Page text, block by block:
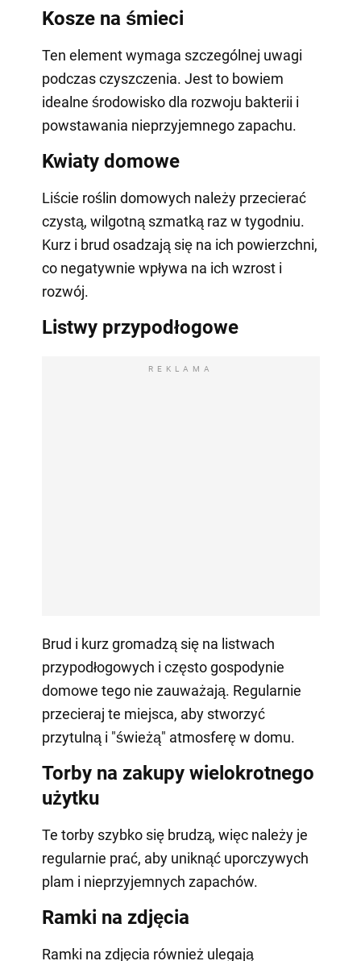
Kosze na śmieci
Ten element wymaga szczególnej uwagi
podczas czyszczenia. Jest to bowiem
idealne środowisko dla rozwoju bakterii i
powstawania nieprzyjemnego zapachu.
Kwiaty domowe
Liście roślin domowych należy przecierać
czystą, wilgotną szmatką raz w tygodniu.
Kurz i brud osadzają się na ich powierzchni,
co negatywnie wpływa na ich wzrost i
rozwój.
Listwy przypodłogowe
REKLAMA
Brud i kurz gromadzą się na listwach
przypodłogowych i często gospodynie
domowe tego nie zauważają. Regularnie
przecieraj te miejsca, aby stworzyć
przytulną i "świeżą" atmosferę w domu.
Torby na zakupy wielokrotnego
użytku
Te torby szybko się brudzą, więc należy je
regularnie prać, aby uniknąć uporczywych
plam i nieprzyjemnych zapachów.
Ramki na zdjęcia
Ramki na zdjęcia również ulegają